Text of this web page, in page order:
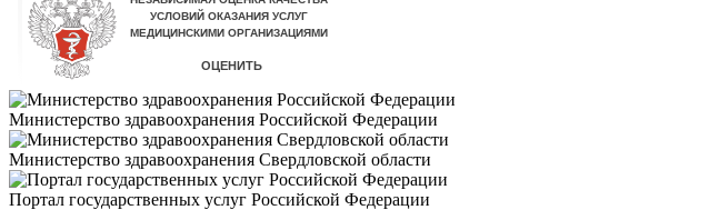
Министерство здравоохранения Российской Федерации
Министерство здравоохранения Свердловской области
Портал государственных услуг Российской Федерации